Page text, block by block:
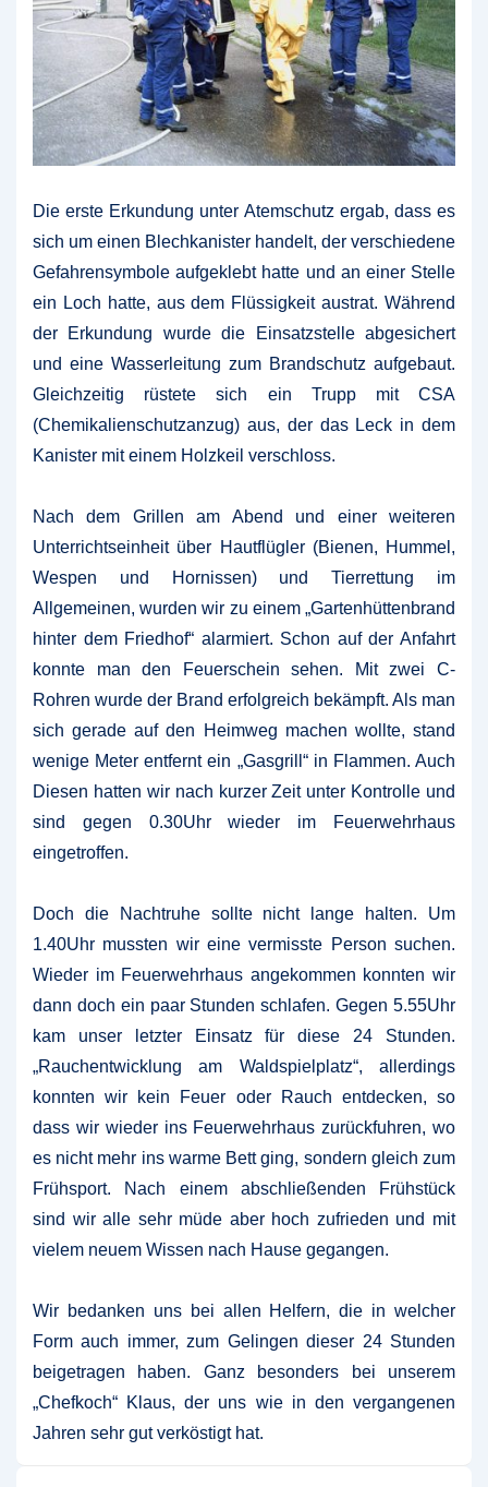
Die erste Erkundung unter Atemschutz ergab, dass es
sich um einen Blechkanister handelt, der verschiedene
Gefahrensymbole aufgeklebt hatte und an einer Stelle
ein Loch hatte, aus dem Flüssigkeit austrat. Während
der Erkundung wurde die Einsatzstelle abgesichert
und eine Wasserleitung zum Brandschutz aufgebaut.
Gleichzeitig rüstete sich ein Trupp mit CSA
(Chemikalienschutzanzug) aus, der das Leck in dem
Kanister mit einem Holzkeil verschloss.
Nach dem Grillen am Abend und einer weiteren
Unterrichtseinheit über Hautflügler (Bienen, Hummel,
Wespen und Hornissen) und Tierrettung im
Allgemeinen, wurden wir zu einem „Gartenhüttenbrand
hinter dem Friedhof“ alarmiert. Schon auf der Anfahrt
konnte man den Feuerschein sehen. Mit zwei C-
Rohren wurde der Brand erfolgreich bekämpft. Als man
sich gerade auf den Heimweg machen wollte, stand
wenige Meter entfernt ein „Gasgrill“ in Flammen. Auch
Diesen hatten wir nach kurzer Zeit unter Kontrolle und
sind gegen 0.30Uhr wieder im Feuerwehrhaus
eingetroffen.
Doch die Nachtruhe sollte nicht lange halten. Um
1.40Uhr mussten wir eine vermisste Person suchen.
Wieder im Feuerwehrhaus angekommen konnten wir
dann doch ein paar Stunden schlafen. Gegen 5.55Uhr
kam unser letzter Einsatz für diese 24 Stunden.
„Rauchentwicklung am Waldspielplatz“, allerdings
konnten wir kein Feuer oder Rauch entdecken, so
dass wir wieder ins Feuerwehrhaus zurückfuhren, wo
es nicht mehr ins warme Bett ging, sondern gleich zum
Frühsport. Nach einem abschließenden Frühstück
sind wir alle sehr müde aber hoch zufrieden und mit
vielem neuem Wissen nach Hause gegangen.
Wir bedanken uns bei allen Helfern, die in welcher
Form auch immer, zum Gelingen dieser 24 Stunden
beigetragen haben. Ganz besonders bei unserem
„Chefkoch“ Klaus, der uns wie in den vergangenen
Jahren sehr gut verköstigt hat.